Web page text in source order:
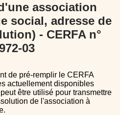
association
social, adresse de
- CERFA n°
03
actuellement disponibles
être utilisé pour transmettre
de l'association à